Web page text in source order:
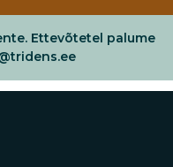
Ettevõtetel palume